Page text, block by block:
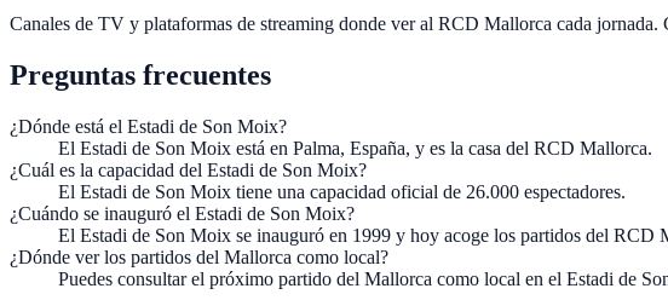
Canales de TV y plataformas de streaming donde ver al RCD Mallorca cada jornada.
Preguntas frecuentes
¿Dónde está el Estadi de Son Moix?
El Estadi de Son Moix está en Palma, España, y es la casa del RCD Mallorca.
¿Cuál es la capacidad del Estadi de Son Moix?
El Estadi de Son Moix tiene una capacidad oficial de 26.000 espectadores.
¿Cuándo se inauguró el Estadi de Son Moix?
El Estadi de Son Moix se inauguró en 1999 y hoy acoge los partidos del RCD
¿Dónde ver los partidos del Mallorca como local?
Puedes consultar el próximo partido del Mallorca como local en el Estadi de